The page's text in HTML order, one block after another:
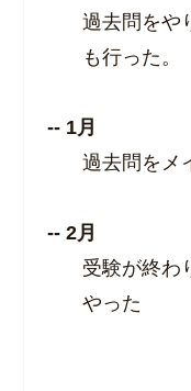
過去問をや
も行った。
1月
過去問をメ
2月
受験が終わ
やった